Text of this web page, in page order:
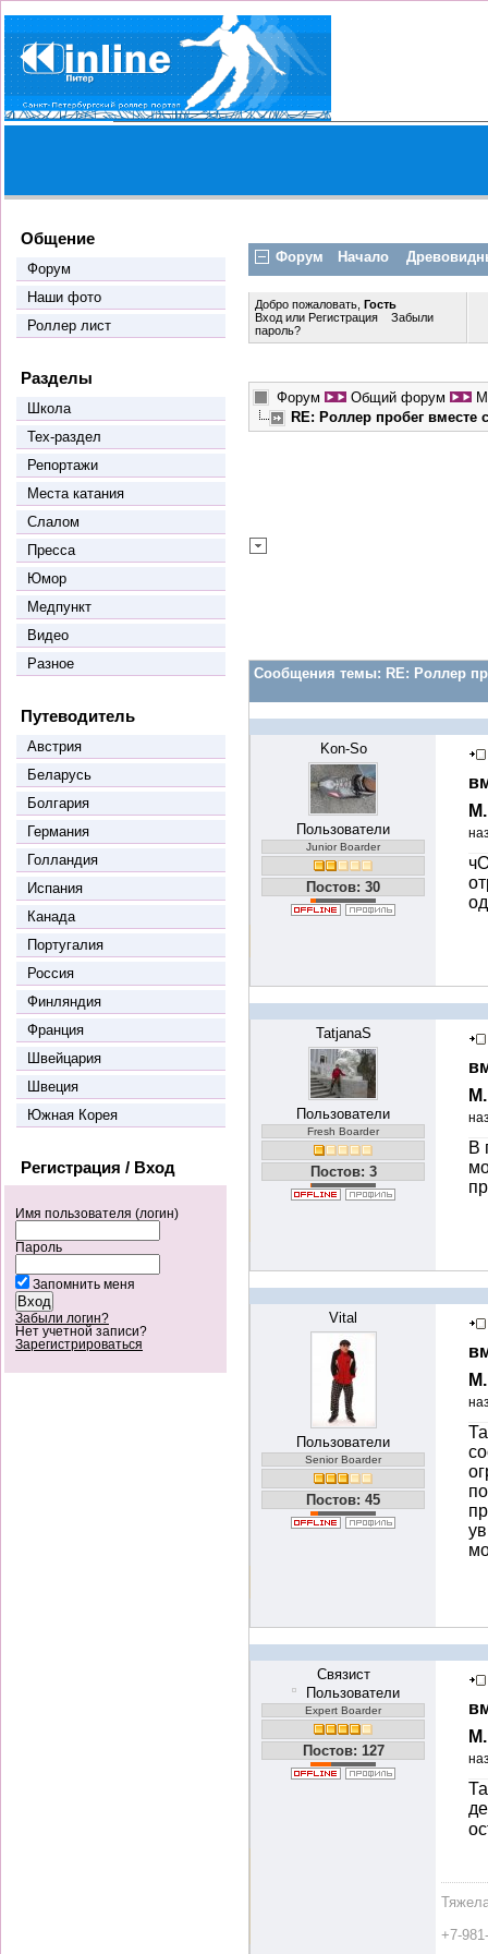
Общение
Форум
Наши фото
Роллер лист
Разделы
Школа
Тех-раздел
Репортажи
Места катания
Слалом
Пресса
Юмор
Медпункт
Видео
Разное
Путеводитель
Австрия
Беларусь
Болгария
Германия
Голландия
Испания
Канада
Португалия
Россия
Финляндия
Франция
Швейцария
Швеция
Южная Корея
Регистрация / Вход
Имя пользователя (логин)
Пароль
Запомнить меня
Забыли логин?
Нет учетной записи?
Зарегистрироваться
Форум Начало
Добро пожаловать,Гость
Входили Регистрация
Забыли
пароль?
Форум Общий форум
RE: Роллер пробег
Сообщения темы: RE: Роллер
Kon-So
Пользователи
Junior Boarder
Постов: 30
TatjanaS
Пользователи
Fresh Boarder
Постов: 3
В
Vital
Пользователи
Senior Boarder
Постов: 45
Связист
Пользователи
Expert Boarder
Постов: 127
+7-